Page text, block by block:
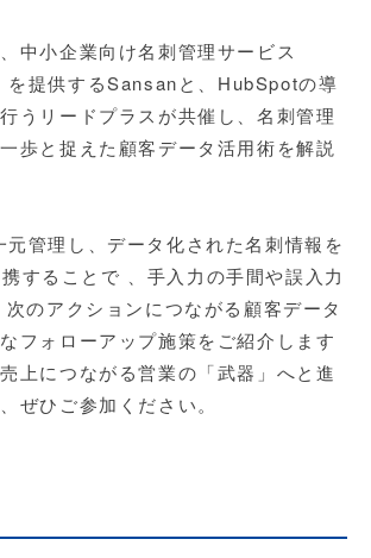
中小企業向け名刺管理サービス
を提供するSansanと、HubSpotの導
うリードプラスが共催し、名刺管理
歩と捉えた顧客データ活用術を解説
管理し、データ化された名刺情報を
携することで 、手入力の手間や誤入力
のアクションにつながる顧客データ
フォローアップ施策をご紹介します
上につながる営業の「武器」へと進
ぜひご参加ください。